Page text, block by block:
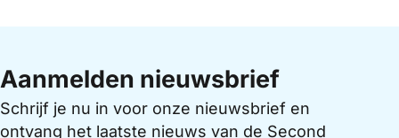
Aanmelden nieuwsbrief
Schrijf je nu in voor onze nieuwsbrief en
ontvang het laatste nieuws van de Second